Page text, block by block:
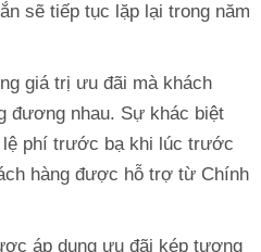
sẽ tiếp tục lặp lại trong năm
giá trị ưu đãi mà khách
đương nhau. Sự khác biệt
lệ phí trước bạ khi lúc trước
hàng được hỗ trợ từ Chính
áp dụng ưu đãi kép tương